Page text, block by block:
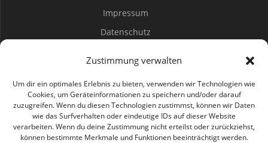
Zustimmung verwalten
Um dir ein optimales Erlebnis zu bieten, verwenden wir Technologien wie
Cookies, um Geräteinformationen zu speichern und/oder darauf
zuzugreifen. Wenn du diesen Technologien zustimmst, können wir Daten
wie das Surfverhalten oder eindeutige IDs auf dieser Website
verarbeiten. Wenn du deine Zustimmung nicht erteilst oder zurückziehst,
können bestimmte Merkmale und Funktionen beeinträchtigt werden.
Impressum
Datenschutz
Bürgerbüro Coswig
Bürgerbüro Lommatzsch